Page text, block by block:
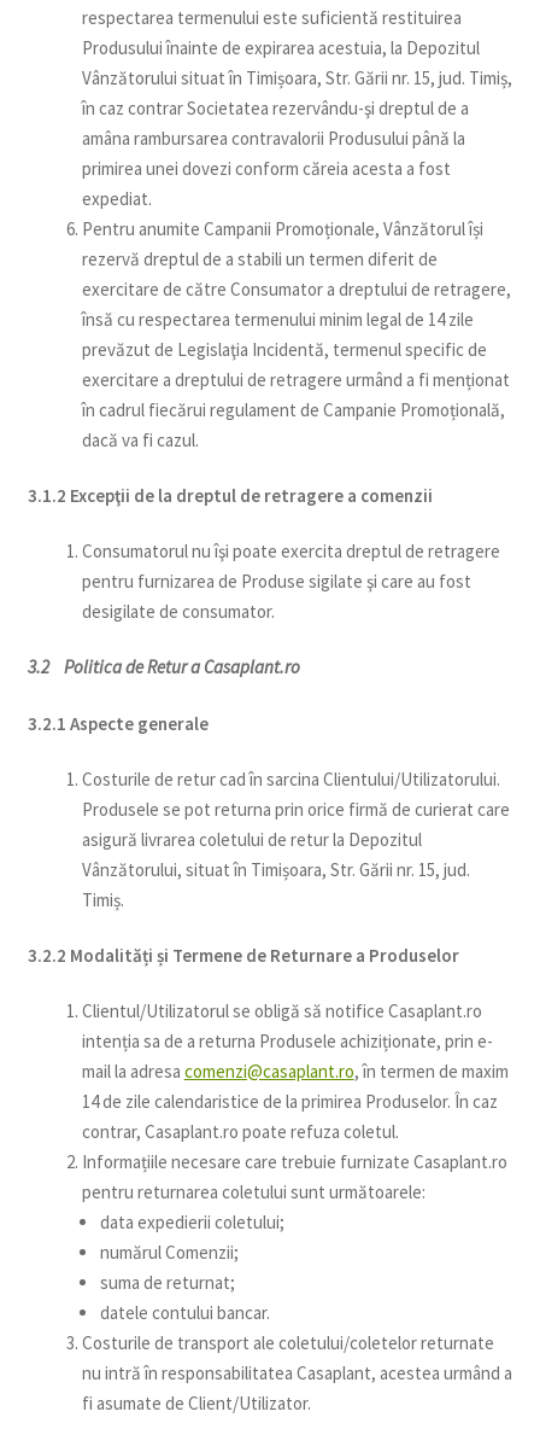
respectarea termenului este suficientă restituirea
Produsului înainte de expirarea acestuia, la Depozitul
Vânzătorului situat în Timișoara, Str. Gării nr. 15, jud. Timiș,
în caz contrar Societatea rezervându-şi dreptul de a
amâna rambursarea contravalorii Produsului până la
primirea unei dovezi conform căreia acesta a fost
expediat.
Pentru anumite Campanii Promoționale, Vânzătorul își
rezervă dreptul de a stabili un termen diferit de
exercitare de către Consumator a dreptului de retragere,
însă cu respectarea termenului minim legal de 14 zile
prevăzut de Legislaţia Incidentă, termenul specific de
exercitare a dreptului de retragere urmând a fi menționat
în cadrul fiecărui regulament de Campanie Promoțională,
dacă va fi cazul.
3.1.2 Excepţii de la dreptul de retragere a comenzii
Consumatorul nu îşi poate exercita dreptul de retragere
pentru furnizarea de Produse sigilate şi care au fost
desigilate de consumator.
3.2 Politica de Retur a Casaplant.ro
3.2.1 Aspecte generale
Costurile de retur cad în sarcina Clientului/Utilizatorului.
Produsele se pot returna prin orice firmă de curierat care
asigură livrarea coletului de retur la Depozitul
Vânzătorului, situat în Timișoara, Str. Gării nr. 15, jud.
Timiș.
3.2.2 Modalități și Termene de Returnare a Produselor
Clientul/Utilizatorul se obligă să notifice Casaplant.ro
intenția sa de a returna Produsele achiziționate, prin e-
mail la adresa comenzi@casaplant.ro, în termen de maxim
14 de zile calendaristice de la primirea Produselor. În caz
contrar, Casaplant.ro poate refuza coletul.
Informațiile necesare care trebuie furnizate Casaplant.ro
pentru returnarea coletului sunt următoarele:
data expedierii coletului;
numărul Comenzii;
suma de returnat;
datele contului bancar.
Costurile de transport ale coletului/coletelor returnate
nu intră în responsabilitatea Casaplant, acestea urmând a
fi asumate de Client/Utilizator.